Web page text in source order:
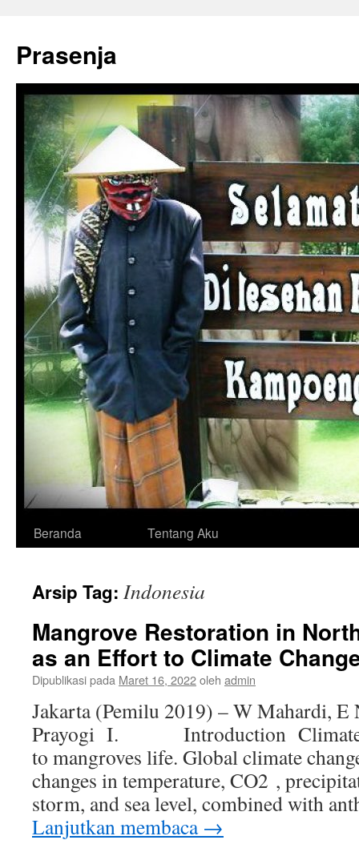
Prasenja
Langsung
isi
Beranda Tentang Aku
Arsip Tag: Indonesia
Mangrove Restoration in
as an Effort to Climate
Dipublikasi pada Maret 16, 2022oleh admin
Jakarta (Pemilu 2019) – W Mahardi, E
Prayogi I. Introduction Climate
to mangroves life. Global climate
changes in temperature, CO2 ,
storm, and sea level, combined with
Lanjutkan membaca →